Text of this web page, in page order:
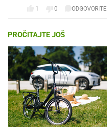
1 0 ODGOVORITE
PROČITAJTE JOŠ